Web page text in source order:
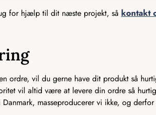
for hjælp til dit næste projekt, så kontakt
ordre, vil du gerne have dit produkt så
vil altid være at levere din ordre så
masseproducerer vi ikke, og